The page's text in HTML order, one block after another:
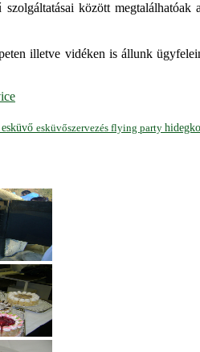
között
illetve vidéken is állunk
esküvő esküvőszervezés flying party